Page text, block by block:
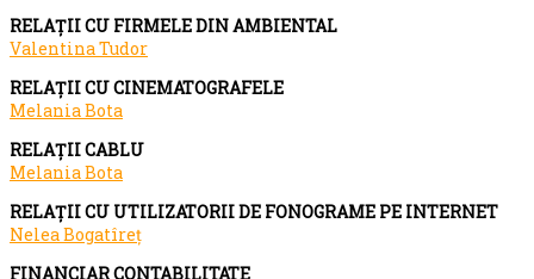
RELAȚII CU FIRMELE DIN AMBIENTAL
Valentina Tudor
RELAȚII CU CINEMATOGRAFELE
Melania Bota
RELAȚII CABLU
Melania Bota
RELAȚII CU UTILIZATORII DE FONOGRAME PE INTERNET
Nelea Bogatîreț
FINANCIAR CONTABILITATE